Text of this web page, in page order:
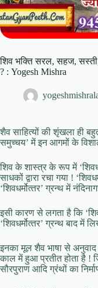
शिव भक्ति सरल, सहज,
? : Yogesh Mishra
शैव साहित्यों की शृंखला ही
समुच्‍चय’ में इन आगमों के
शिव के शास्‍त्र के रूप में
साधकों द्वारा रचा गया !
‘शिवधर्मोत्‍तर’ ग्रन्थ में
इसी कारण से लगता है कि
‘शिवधर्मोत्‍तर’ ग्रन्थ बाद में
इनका मूल शैव भाषा से
काल में हुआ प्रतीत होता है !
सौरपुराण आदि ग्रंथों का